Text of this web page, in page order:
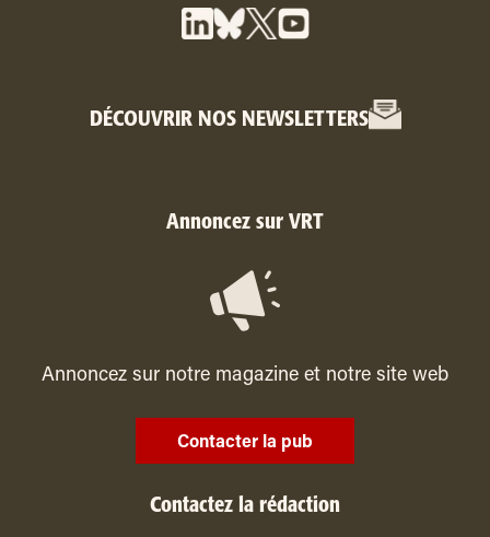
DÉCOUVRIR NOS NEWSLETTERS
Annoncez sur VRT
Annoncez sur notre magazine et notre site web
Contacter la pub
Contactez la rédaction